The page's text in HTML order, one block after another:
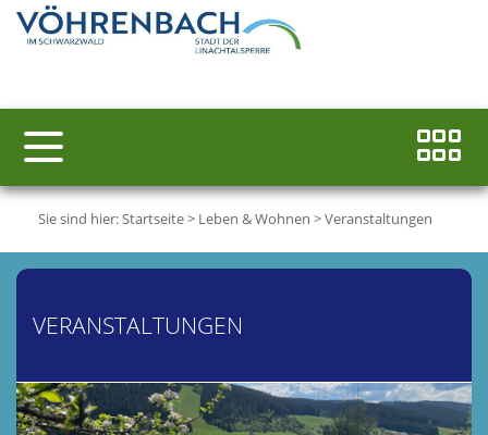
Sie sind hier:Startseite> Leben & Wohnen >Veranstaltungen
VERANSTALTUNGEN